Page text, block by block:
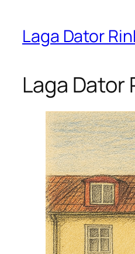
Laga Dator
Laga Dator